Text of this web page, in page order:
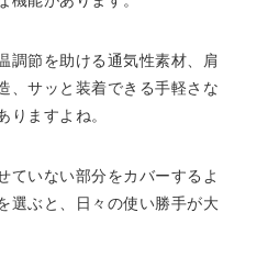
調節を助ける通気性素材、肩
、サッと装着できる手軽さな
りますよね。
ていない部分をカバーするよ
選ぶと、日々の使い勝手が大